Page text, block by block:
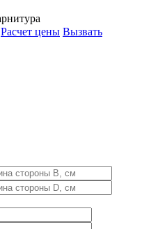
Расчет цены Вызвать